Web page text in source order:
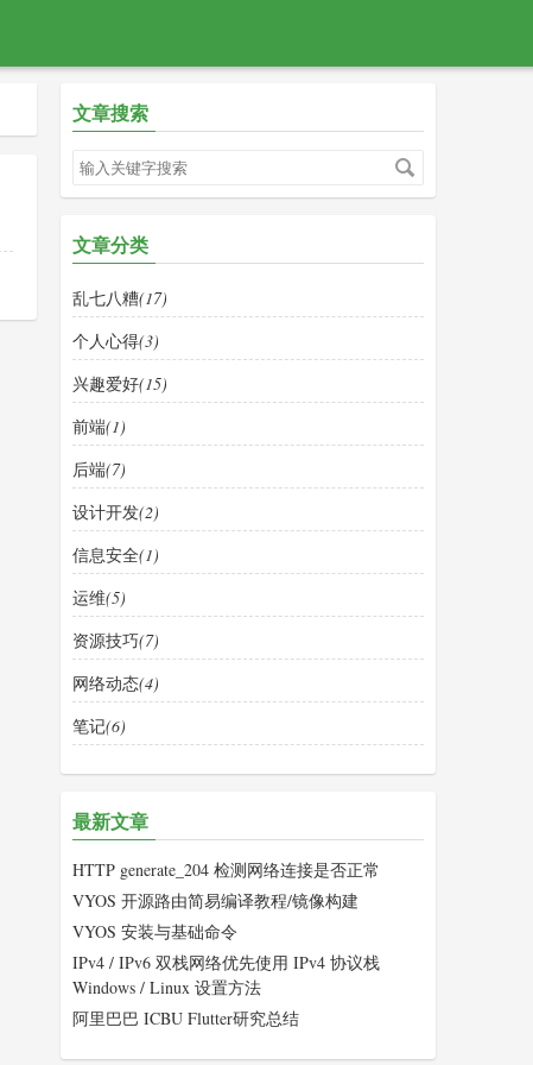
文章搜索
文章分类
乱七八糟(17)
个人心得(3)
兴趣爱好(15)
前端(1)
后端(7)
设计开发(2)
信息安全(1)
运维(5)
资源技巧(7)
网络动态(4)
笔记(6)
最新文章
HTTP generate_204 检测网络连接是否正常
VYOS 开源路由简易编译教程/镜像构建
VYOS 安装与基础命令
IPv4 / IPv6 双栈网络优先使用 IPv4 协议栈
Windows / Linux 设置方法
阿里巴巴 ICBU Flutter研究总结